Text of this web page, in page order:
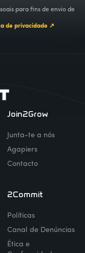
para fins de envio de
de privacidade ↗
Join2Grow
Junta-te a nós
Agapiers
Contacto
2Commit
Políticas
Canal de Denúncias
Ética e